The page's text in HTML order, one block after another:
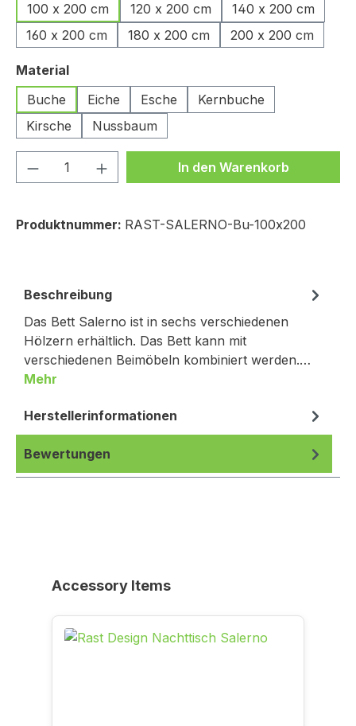
100 x 200 cm
120 x 200 cm
140 x 200 cm
160 x 200 cm
180 x 200 cm 200 x 200 cm
Materialauswählen
Buche
Eiche Esche
Kernbuche
Kirsche
Nussbaum
Produkt Anzahl: Gib denIn den Warenkorb
Produktnummer: RAST-SALERNO-Bu-100x200
Beschreibung
Das Bett Salerno ist in sechs verschiedenen
Hölzern erhältlich. Das Bett kann mit
verschiedenen Beimöbeln kombiniert werden.…
Mehr
Herstellerinformationen
Bewertungen
Produktgalerie überspringen
Accessory Items